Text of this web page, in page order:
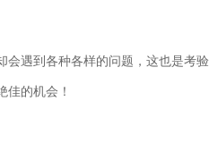
会遇到各种各样的问题，这也是考验
佳的机会！